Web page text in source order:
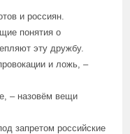
и россиян.
понятия о
эту дружбу.
и ложь, –
– назовём вещи
запретом российские